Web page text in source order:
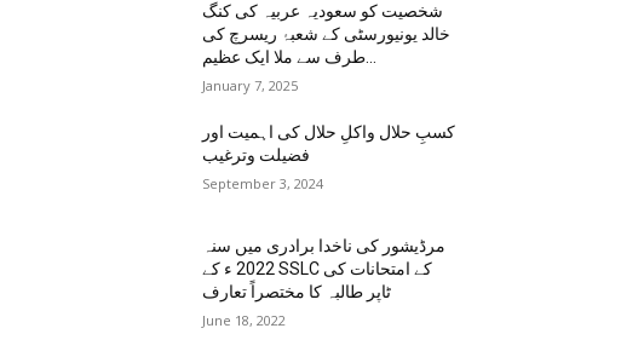
شخصیت کو سعودیہ عربیہ کی کنگ
خالد یونیورسٹی کے شعبۂ ریسرچ کی
January 7, 2025
کسبِ حلال واکلِ حلال کی اہمیت اور
فضیلت وترغیب
September 3, 2024
مرڈیشور کی ناخدا برادری میں سنہ
2022 ء کے SSLC کے امتحانات کی
ٹاپر طالبہ کا مختصراً تعارف
June 18, 2022